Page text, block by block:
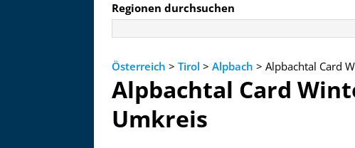
Regionen durchsuchen
Österreich > Tirol > Alpbach > Alpbachtal Card
Alpbachtal Card
Umkreis